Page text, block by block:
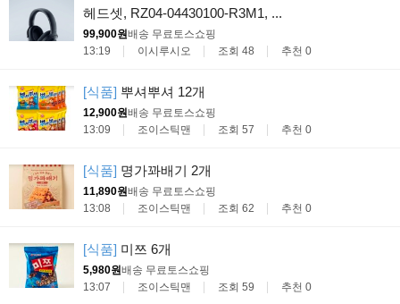
헤드셋, RZ04-04430100-R3M1, ...
99,900원배송 무료 토스쇼핑
13:19
이시루시오 조회 48 추천 0
[식품] 뿌셔뿌셔 12개
12,900원배송 무료 토스쇼핑
13:09
조이스틱맨 조회 57 추천 0
[식품] 명가꽈배기 2개
11,890원배송 무료 토스쇼핑
13:08
조이스틱맨 조회 62 추천 0
[식품] 미쯔 6개
5,980원배송 무료 토스쇼핑
13:07
조이스틱맨 조회 59 추천 0